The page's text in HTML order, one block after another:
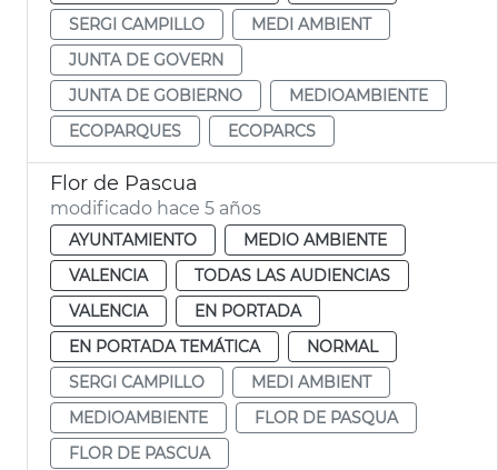
SERGI CAMPILLO
MEDI AMBIENT
JUNTA DE GOVERN
JUNTA DE GOBIERNO
MEDIOAMBIENTE
ECOPARQUES
ECOPARCS
Flor de Pascua
modificado hace 5 años
AYUNTAMIENTO
MEDIO AMBIENTE
VALENCIA
TODAS LAS AUDIENCIAS
VALENCIA
EN PORTADA
EN PORTADA TEMÁTICA
NORMAL
SERGI CAMPILLO
MEDI AMBIENT
MEDIOAMBIENTE
FLOR DE PASQUA
FLOR DE PASCUA